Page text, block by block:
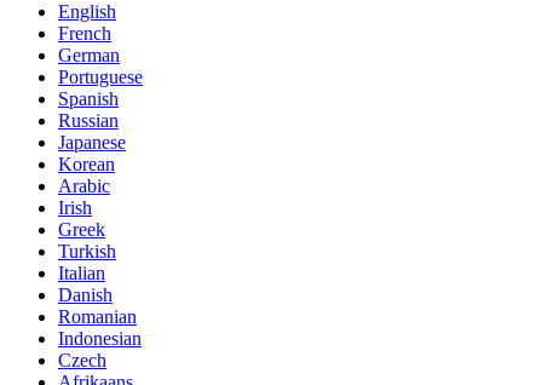
English
French
German
Portuguese
Spanish
Russian
Japanese
Korean
Arabic
Irish
Greek
Turkish
Italian
Danish
Romanian
Indonesian
Czech